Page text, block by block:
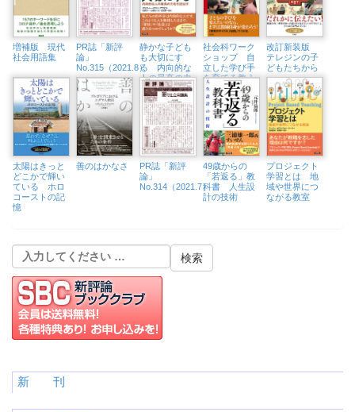
増補版 現代
社会用語集
PR誌「新評
論」
No.315（2021.8）
静かな子ども
も大切にす
る 内向的な
人の最高の力
を引き出す
社会科ワーク
ショップ 自
立した学び手
を育てる教え
方・学び方
改訂新装版
テレジンの子
どもたちから
太陽はきっと
どこかで輝い
ている ホロ
コーストの記
憶
善のはかなさ
PR誌「新評
論」
No.314（2021.7）
49歳からの
「若返る」教
科書 人生設
計の技術
プロジェクト
学習とは 地
域や世界につ
ながる教室
新 刊